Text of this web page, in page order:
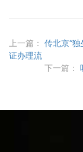
上一篇： 传北京“
证办理流
下一篇：